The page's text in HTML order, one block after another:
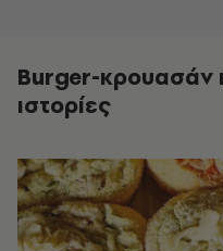
Burger-κρουασάν
ιστορίες